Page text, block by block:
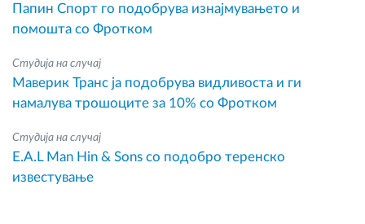
Папин Спорт го подобрува изнајмувањето и
помошта со Фротком
Студија на случај
Маверик Транс ја подобрува видливоста и ги
намалува трошоците за 10% со Фротком
Студија на случај
E.A.L Man Hin & Sons со подобро теренско
известување